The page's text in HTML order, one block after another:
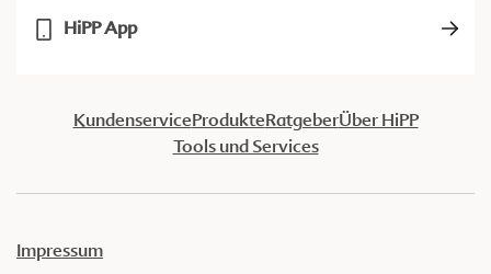
HiPP App
KundenserviceProdukteRatgeberÜber HiPP
Tools und Services
Impressum